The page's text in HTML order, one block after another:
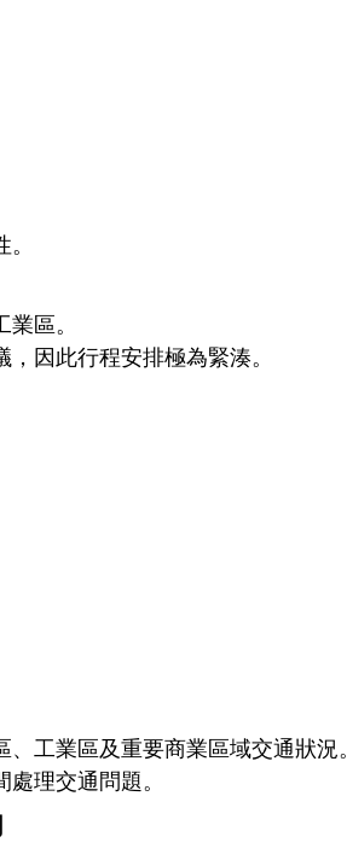
區。
因此行程安排極為緊湊。
工業區及重要商業區域交通狀況。
理交通問題。